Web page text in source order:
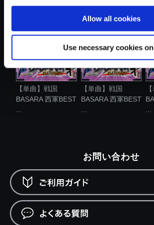
Allow all cookies
Use necessary cookies
【単曲】戦国
BASARA 西軍BEST
【単曲】戦国
BASARA 西軍BEST
お問い合わせ